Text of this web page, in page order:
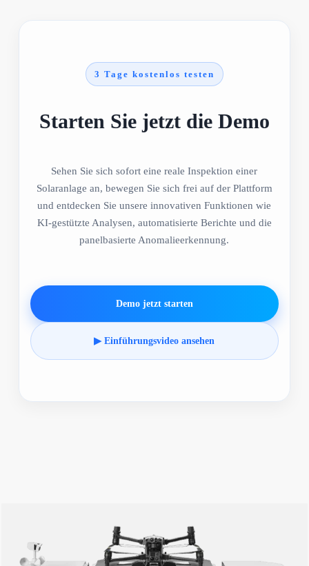
3 Tage kostenlos testen
Starten Sie jetzt die Demo
Sehen Sie sich sofort eine reale Inspektion einer
Solaranlage an, bewegen Sie sich frei auf der Plattform
und entdecken Sie unsere innovativen Funktionen wie
KI-gestützte Analysen, automatisierte Berichte und die
panelbasierte Anomalieerkennung.
Demo jetzt starten
▶ Einführungsvideo ansehen